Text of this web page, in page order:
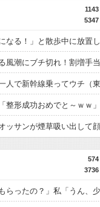
1143
5347
574
3736